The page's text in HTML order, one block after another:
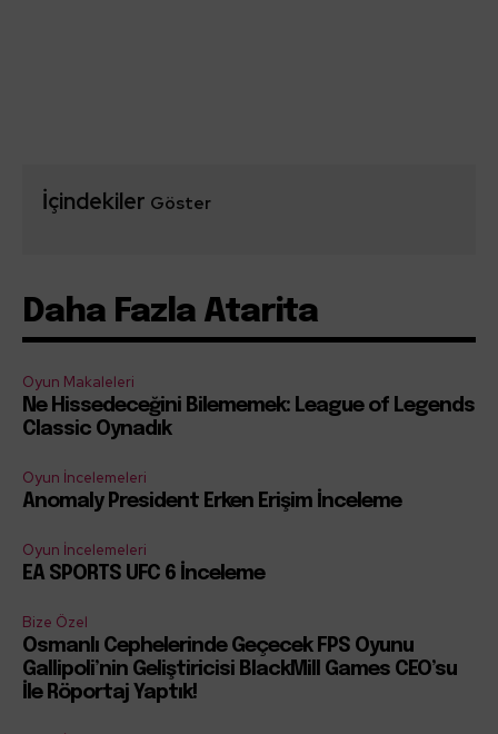
İçindekiler Göster
Daha Fazla Atarita
Oyun Makaleleri
Ne Hissedeceğini Bilememek: League of Legends
Classic Oynadık
Oyun İncelemeleri
Anomaly President Erken Erişim İnceleme
Oyun İncelemeleri
EA SPORTS UFC 6 İnceleme
Bize Özel
Osmanlı Cephelerinde Geçecek FPS Oyunu
Gallipoli’nin Geliştiricisi BlackMill Games CEO’su
İle Röportaj Yaptık!